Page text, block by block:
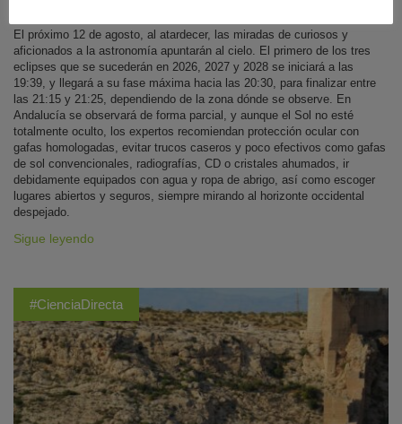
El próximo 12 de agosto, al atardecer, las miradas de curiosos y
aficionados a la astronomía apuntarán al cielo. El primero de los tres
eclipses que se sucederán en 2026, 2027 y 2028 se iniciará a las
19:39, y llegará a su fase máxima hacia las 20:30, para finalizar entre
las 21:15 y 21:25, dependiendo de la zona dónde se observe. En
Andalucía se observará de forma parcial, y aunque el Sol no esté
totalmente oculto, los expertos recomiendan protección ocular con
gafas homologadas, evitar trucos caseros y poco efectivos como gafas
de sol convencionales, radiografías, CD o cristales ahumados, ir
debidamente equipados con agua y ropa de abrigo, así como escoger
lugares abiertos y seguros, siempre mirando al horizonte occidental
despejado.
Sigue leyendo
#CienciaDirecta